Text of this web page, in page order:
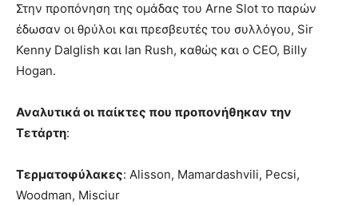
Στην προπόνηση της ομάδας του Arne Slot το παρών
έδωσαν οι θρύλοι και πρεσβευτές του συλλόγου, Sir
Kenny Dalglish και Ian Rush, καθώς και ο CEO, Billy
Hogan.
Αναλυτικά οι παίκτες που προπονήθηκαν την
Τετάρτη:
Τερματοφύλακες: Alisson, Mamardashvili, Pecsi,
Woodman, Misciur